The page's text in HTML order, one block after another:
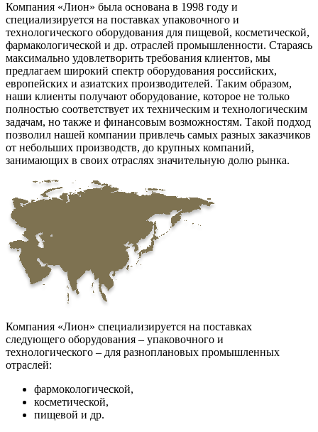
Компания «Лион» была основана в 1998 году и
специализируется на поставках упаковочного и
технологического оборудования для пищевой, косметической,
фармакологической и др. отраслей промышленности. Стараясь
максимально удовлетворить требования клиентов, мы
предлагаем широкий спектр оборудования российских,
европейских и азиатских производителей. Таким образом,
наши клиенты получают оборудование, которое не только
полностью соответствует их техническим и технологическим
задачам, но также и финансовым возможностям. Такой подход
позволил нашей компании привлечь самых разных заказчиков
от небольших производств, до крупных компаний,
занимающих в своих отраслях значительную долю рынка.
Компания «Лион» специализируется на поставках
следующего оборудования – упаковочного и
технологического – для разноплановых промышленных
отраслей:
фармокологической,
косметической,
пищевой и др.